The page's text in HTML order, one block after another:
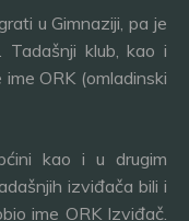
u Gimnaziji, pa je
klub, kao i
ORK (omladinski
kao i u drugim
izviđača bili i
ime ORK Izviđač.